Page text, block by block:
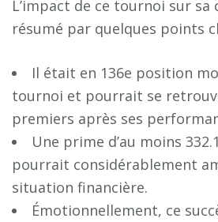
L’impact de ce tournoi sur
résumé par quelques points
Il était en 136e position
tournoi et pourrait se
premiers après ses
Une prime d’au moins
pourrait considérablement
situation financière.
Émotionnellement, ce